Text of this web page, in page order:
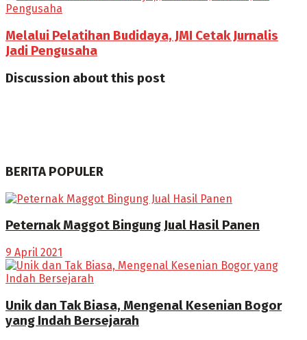
Melalui Pelatihan Budidaya, JMI Cetak Jurnalis
Jadi Pengusaha
Discussion about this post
BERITA POPULER
Peternak Maggot Bingung Jual Hasil Panen
9 April 2021
Unik dan Tak Biasa, Mengenal Kesenian Bogor
yang Indah Bersejarah